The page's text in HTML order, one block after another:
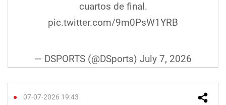
cuartos de final.
pic.twitter.com/9m0PsW1YRB
— DSPORTS (@DSports) July 7, 2026
07-07-2026 19:43